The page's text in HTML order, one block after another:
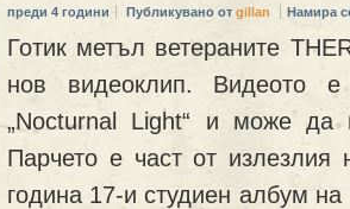
преди 4 години Публикувано от gillan Намира
Готик метъл ветераните
нов видеоклип. Видеото е
„Nocturnal Light“ и може да
Парчето е част от излезлия
година 17-и студиен албум